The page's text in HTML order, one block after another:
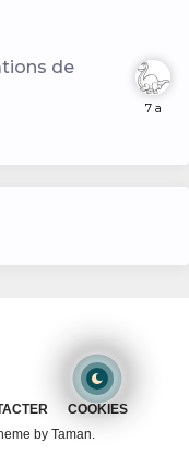
de
COOKIES
by Taman.